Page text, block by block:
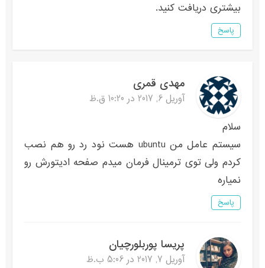
بیشتری دریافت کنید.
پاسخ
مهدی قمری
آوریل 6, 2017 در 10:20 ق.ظ
سلام
سیستم عامل من ubuntu هست نود رد رو هم نصب
کردم ولی توی ترمینال فرمان میدم صفحه ادیتورش رو
نمیاره
پاسخ
پریسا پوربلورچیان
آوریل 7, 2017 در 5:06 ب.ظ